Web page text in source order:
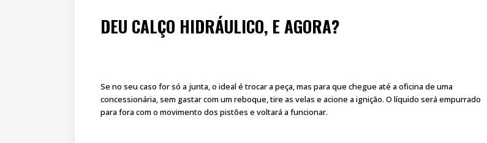
DEU CALÇO HIDRÁULICO, E AGORA?
Se no seu caso for só a junta, o ideal é trocar a peça, mas para que chegue até a oficina de uma
concessionária, sem gastar com um reboque, tire as velas e acione a ignição. O líquido será empurrado
para fora com o movimento dos pistões e voltará a funcionar.